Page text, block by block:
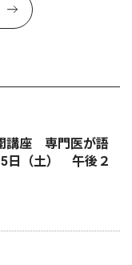
講座 専門医が語
日（土） 午後２